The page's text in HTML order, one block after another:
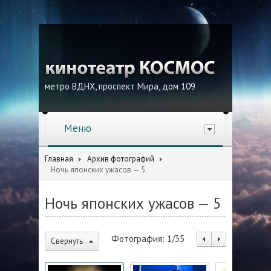
метро ВДНХ, проспект Мира, дом 109
Меню
Главная
Архив фотографий
Ночь японских ужасов — 5
Ночь японских ужасов — 5
Свернуть Фотография: 1/35